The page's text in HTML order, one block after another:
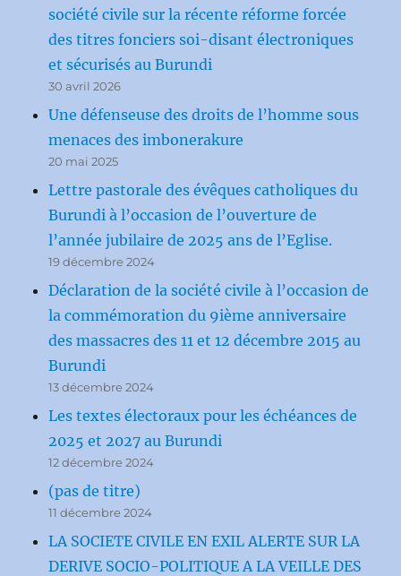
société civile sur la récente réforme forcée
des titres fonciers soi-disant électroniques
et sécurisés au Burundi
30 avril 2026
Une défenseuse des droits de l’homme sous
menaces des imbonerakure
20 mai 2025
Lettre pastorale des évêques catholiques du
Burundi à l’occasion de l’ouverture de
l’année jubilaire de 2025 ans de l’Eglise.
19 décembre 2024
Déclaration de la société civile à l’occasion de
la commémoration du 9ième anniversaire
des massacres des 11 et 12 décembre 2015 au
Burundi
13 décembre 2024
Les textes électoraux pour les échéances de
2025 et 2027 au Burundi
12 décembre 2024
(pas de titre)
11 décembre 2024
LA SOCIETE CIVILE EN EXIL ALERTE SUR LA
DERIVE SOCIO-POLITIQUE A LA VEILLE DES